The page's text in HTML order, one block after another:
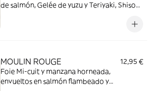
de salmón, Gelée de yuzu y Teriyaki, Shiso
MOULIN ROUGE
12,95 €
Foie Mi-cuit y manzana horneada,
envueltos en salmón flambeado y